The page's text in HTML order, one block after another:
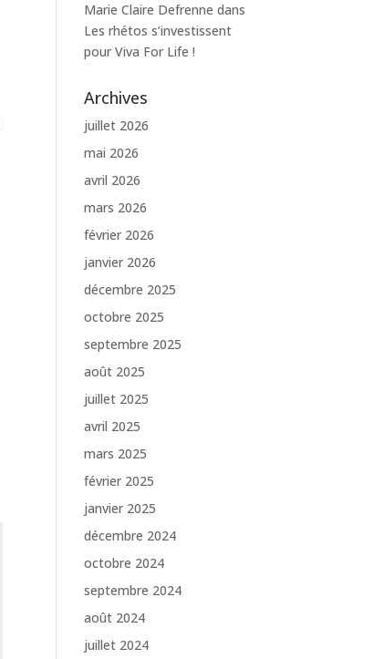
Marie Claire Defrenne dans
Les rhétos s’investissent
pour Viva For Life !
Archives
juillet 2026
mai 2026
avril 2026
mars 2026
février 2026
janvier 2026
décembre 2025
octobre 2025
septembre 2025
août 2025
juillet 2025
avril 2025
mars 2025
février 2025
janvier 2025
décembre 2024
octobre 2024
septembre 2024
août 2024
juillet 2024